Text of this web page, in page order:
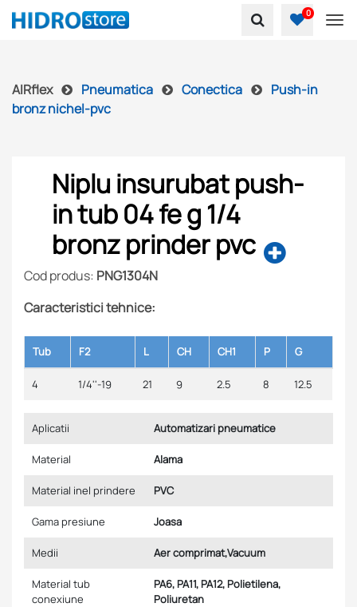
0
AIRflex Pneumatica Conectica
Push-in
bronz nichel-pvc
Niplu insurubat push-
in tub 04 fe g 1/4
bronz prinder pvc
Cod produs: PNG1304N
Caracteristici tehnice:
Tub F2 L CH CH1 P G
4 1/4''-19 21 9 2.5 8 12.5
Aplicatii Automatizari pneumatice
Material Alama
Material inel prindere PVC
Gama presiune Joasa
Medii Aer comprimat,Vacuum
Material tub
conexiune
PA6, PA11, PA12, Polietilena,
Poliuretan